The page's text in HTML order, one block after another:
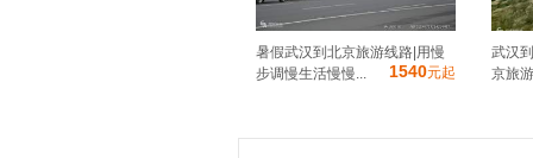
暑假武汉到北京旅游线路|用慢
步调慢生活慢慢...
1540元起
武汉
京旅